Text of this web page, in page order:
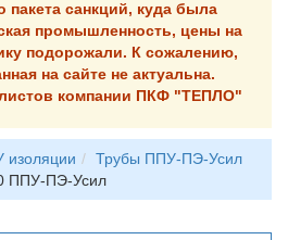
пакета санкций, куда была
промышленность, цены на
подорожали. К сожалению,
на сайте не актуальна.
компании ПКФ "ТЕПЛО"
изоляции
Трубы ППУ-ПЭ-Усил
ППУ-ПЭ-Усил